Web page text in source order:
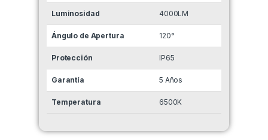
Luminosidad 4000LM
Ángulo de Apertura 120°
Protección IP65
Garantía 5 Años
Temperatura 6500K